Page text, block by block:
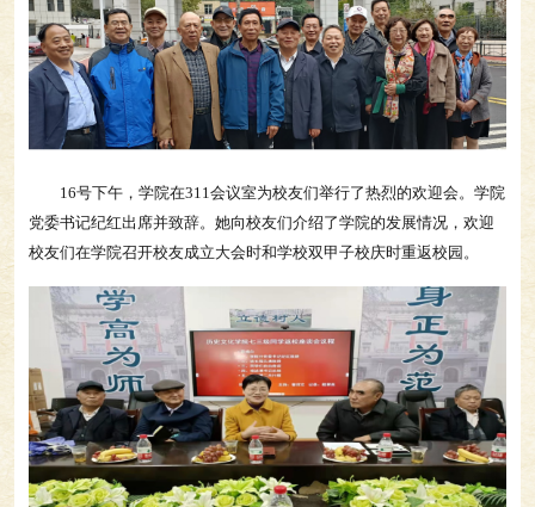
16号下午，学院在311会议室为校友们举行了热烈的欢迎会。学院
党委书记纪红出席并致辞。她向校友们介绍了学院的发展情况，欢迎
校友们在学院召开校友成立大会时和学校双甲子校庆时重返校园。